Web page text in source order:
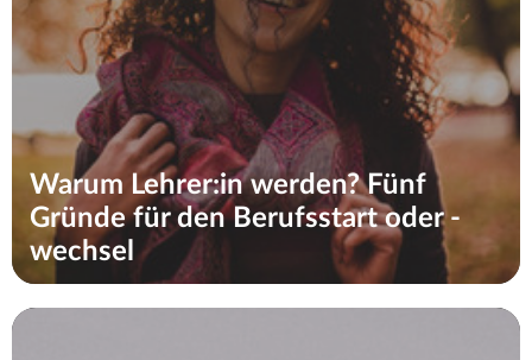
Warum Lehrer:in werden? Fünf
Gründe für den Berufsstart oder -
wechsel